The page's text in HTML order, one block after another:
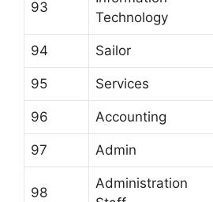
93
Technology
94 Sailor
95 Services
96 Accounting
97 Admin
98
Administration